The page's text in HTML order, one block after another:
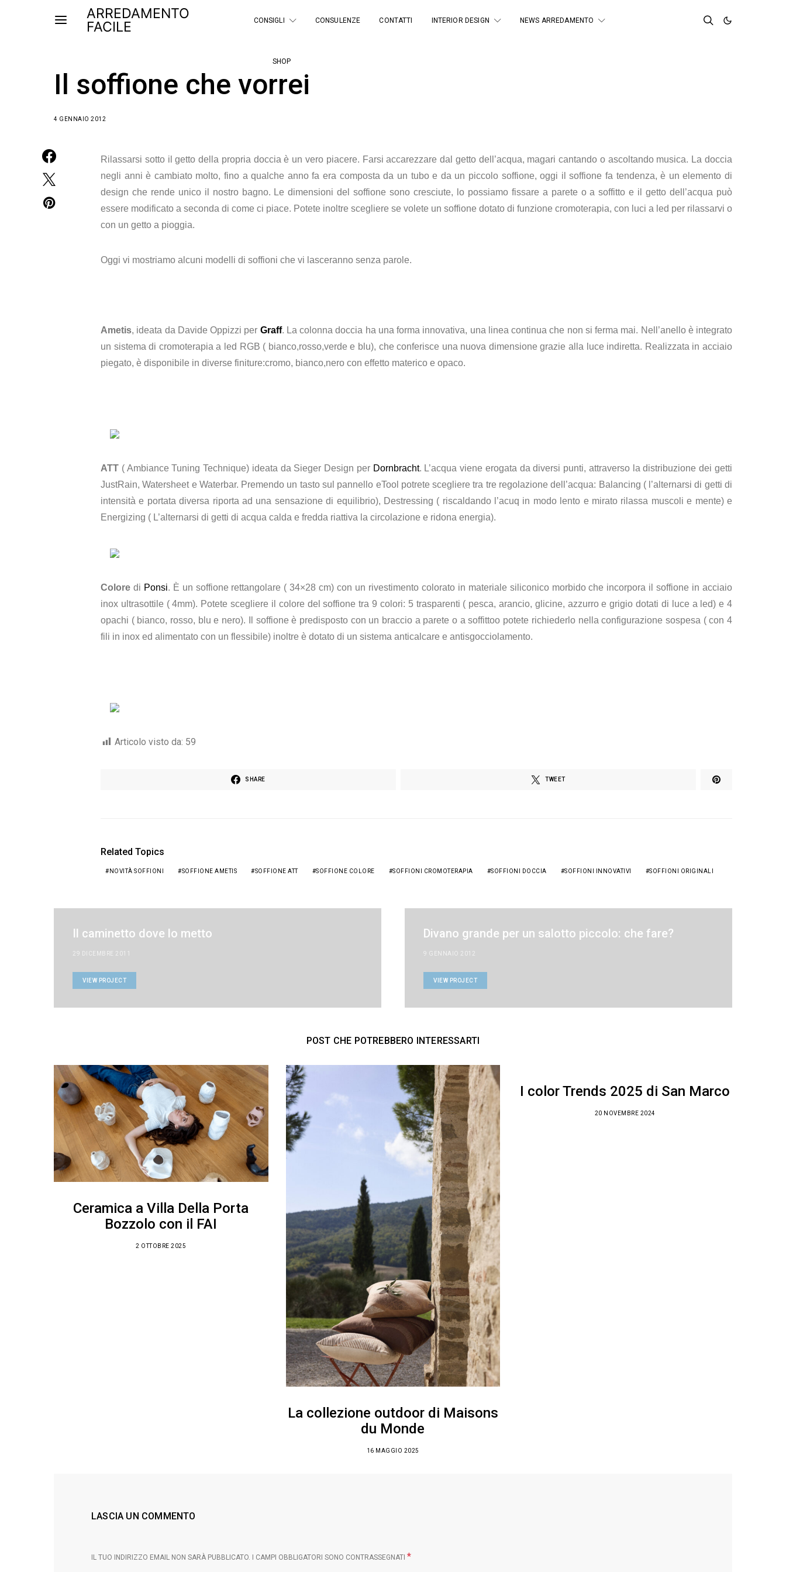
ARREDAMENTO
FACILE
CONSIGLI CONSULENZE CONTATTI INTERIOR DESIGN NEWS ARREDAMENTO
SHOP
Il soffione che vorrei
4 GENNAIO 2012
Rilassarsi sotto il getto della propria doccia è un vero piacere. Farsi accarezzare dal getto dell’acqua, magari cantando o ascoltando musica. La doccia
negli anni è cambiato molto, fino a qualche anno fa era composta da un tubo e da un piccolo soffione, oggi il soffione fa tendenza, è un elemento di
design che rende unico il nostro bagno. Le dimensioni del soffione sono cresciute, lo possiamo fissare a parete o a soffitto e il getto dell’acqua può
essere modificato a seconda di come ci piace. Potete inoltre scegliere se volete un soffione dotato di funzione cromoterapia, con luci a led per rilassarvi o
con un getto a pioggia.
Oggi vi mostriamo alcuni modelli di soffioni che vi lasceranno senza parole.
Ametis, ideata da Davide Oppizzi per Graff. La colonna doccia ha una forma innovativa, una linea continua che non si ferma mai. Nell’anello è integrato
un sistema di cromoterapia a led RGB ( bianco,rosso,verde e blu), che conferisce una nuova dimensione grazie alla luce indiretta. Realizzata in acciaio
piegato, è disponibile in diverse finiture:cromo, bianco,nero con effetto materico e opaco.
ATT ( Ambiance Tuning Technique) ideata da Sieger Design per Dornbracht. L’acqua viene erogata da diversi punti, attraverso la distribuzione dei getti
JustRain, Watersheet e Waterbar. Premendo un tasto sul pannello eTool potrete scegliere tra tre regolazione dell’acqua: Balancing ( l’alternarsi di getti di
intensità e portata diversa riporta ad una sensazione di equilibrio), Destressing ( riscaldando l’acuq in modo lento e mirato rilassa muscoli e mente) e
Energizing ( L’alternarsi di getti di acqua calda e fredda riattiva la circolazione e ridona energia).
Colore di Ponsi. È un soffione rettangolare ( 34×28 cm) con un rivestimento colorato in materiale siliconico morbido che incorpora il soffione in acciaio
inox ultrasottile ( 4mm). Potete scegliere il colore del soffione tra 9 colori: 5 trasparenti ( pesca, arancio, glicine, azzurro e grigio dotati di luce a led) e 4
opachi ( bianco, rosso, blu e nero). Il soffione è predisposto con un braccio a parete o a soffittoo potete richiederlo nella configurazione sospesa ( con 4
fili in inox ed alimentato con un flessibile) inoltre è dotato di un sistema anticalcare e antisgocciolamento.
Articolo visto da: 59
SHARE TWEET
Related Topics
NOVITÀ SOFFIONI SOFFIONE AMETIS SOFFIONE ATT SOFFIONE COLORE SOFFIONI CROMOTERAPIA SOFFIONI DOCCIA SOFFIONI INNOVATIVI SOFFIONI ORIGINALI
Il caminetto dove lo metto
29 DICEMBRE 2011
VIEW PROJECT
Divano grande per un salotto piccolo: che fare?
9 GENNAIO 2012
VIEW PROJECT
POST CHE POTREBBERO INTERESSARTI
Ceramica a Villa Della Porta
Bozzolo con il FAI
2 OTTOBRE 2025
La collezione outdoor di Maisons
du Monde
16 MAGGIO 2025
I color Trends 2025 di San Marco
20 NOVEMBRE 2024
LASCIA UN COMMENTO
IL TUO INDIRIZZO EMAIL NON SARÀ PUBBLICATO. I CAMPI OBBLIGATORI SONO CONTRASSEGNATI *